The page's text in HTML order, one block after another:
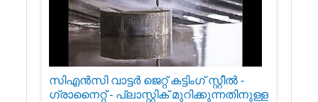
സി‌എൻ‌സി വാട്ടർ ജെറ്റ് കട്ടിംഗ് സ്റ്റീൽ -
ഗ്രാനൈറ്റ് - പ്ലാസ്റ്റിക് മുറിക്കുന്നതിനുള്ള